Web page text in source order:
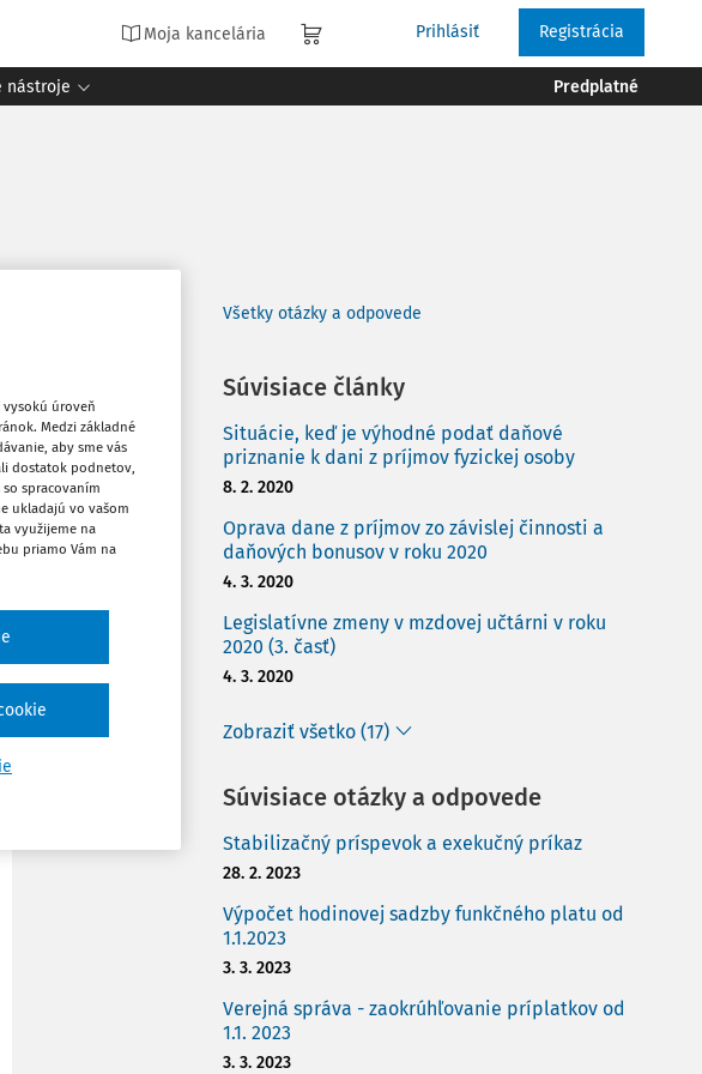
Moja kancelária Prihlásiť Registrácia
nástroje Predplatné
Stiahnuť
Vytlačiť
Zdieľať
Všetky otázky a odpovede
Súvisiace články
Situácie, keď je výhodné podať daňové
priznanie k dani z príjmov fyzickej osoby
8. 2. 2020
Oprava dane z príjmov zo závislej činnosti a
daňových bonusov v roku 2020
4. 3. 2020
Legislatívne zmeny v mzdovej učtárni v roku
2020 (3. časť)
4. 3. 2020
Zobraziť všetko (17)
Súvisiace otázky a odpovede
Stabilizačný príspevok a exekučný príkaz
28. 2. 2023
Výpočet hodinovej sadzby funkčného platu od
1.1.2023
3. 3. 2023
Verejná správa - zaokrúhľovanie príplatkov od
1.1. 2023
3. 3. 2023
vysokú úroveň
Medzi základné
aby sme vás
dostatok podnetov,
spracovaním
ukladajú vo vašom
využijeme na
priamo Vám na